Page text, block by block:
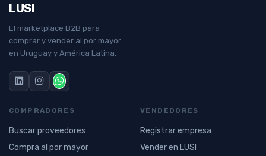
LUSI
El marketplace B2B para
comprar y vender al por mayor
en Uruguay y América Latina.
COMPRADORES
Buscar proveedores
Compra al por mayor
VENDEDORES
Registrar empresa
Vender en LUSI